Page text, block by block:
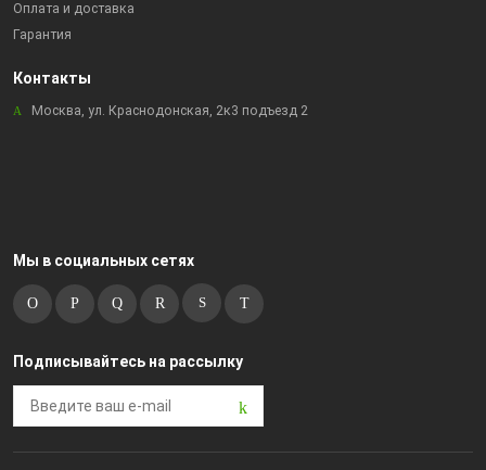
Оплата и доставка
Гарантия
Контакты
Москва, ул. Краснодонская, 2к3 подъезд 2
Мы в социальных сетях
Подписывайтесь на рассылку